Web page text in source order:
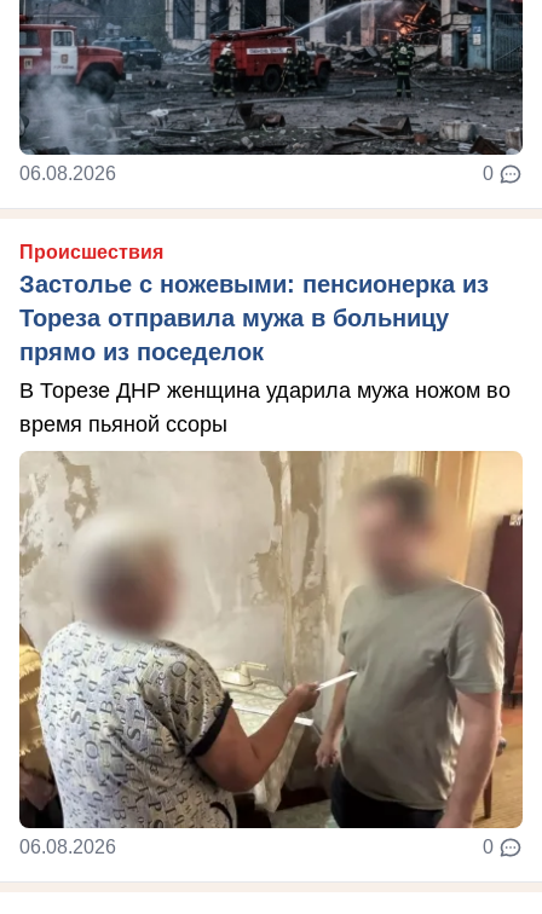
06.08.2026 0
Происшествия
Застолье с ножевыми: пенсионерка из
Тореза отправила мужа в больницу
прямо из поседелок
В Торезе ДНР женщина ударила мужа ножом во
время пьяной ссоры
06.08.2026 0